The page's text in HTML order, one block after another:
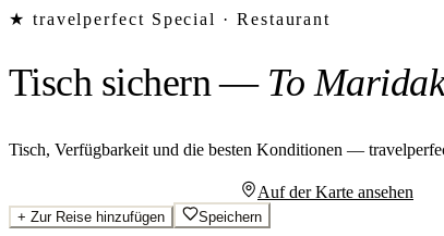
★ travelperfect Special · Restaurant
Tisch sichern— To
Tisch, Verfügbarkeit und die besten Konditionen —
Auf der Karte ansehen
+ Zur Reise hinzufügen Speichern